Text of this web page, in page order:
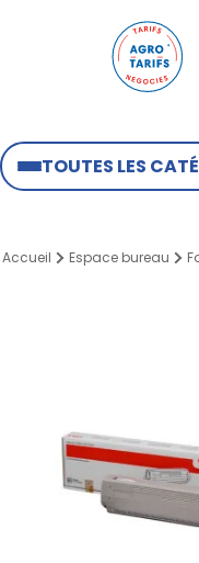
TOUTES LES
Accueil Espace bureau